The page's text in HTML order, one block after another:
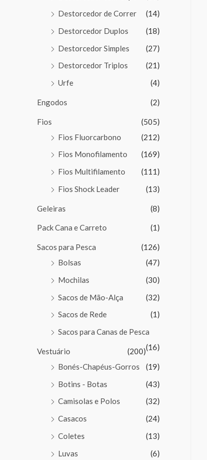
Destorcedor de Correr
(14)
Destorcedor Duplos
(18)
Destorcedor Simples
(27)
Destorcedor Triplos
(21)
Urfe
(4)
Engodos (2)
Fios
(505)
Fios Fluorcarbono
(212)
Fios Monofilamento
(169)
Fios Multifilamento
(111)
Fios Shock Leader
(13)
Geleiras (8)
Pack Cana e Carreto (1)
Sacos para Pesca
(126)
Bolsas
(47)
Mochilas
(30)
Sacos de Mão-Alça
(32)
Sacos de Rede
(1)
Sacos para Canas de Pesca
(16)
Vestuário
(200)
Bonés-Chapéus-Gorros
(19)
Botins - Botas
(43)
Camisolas e Polos
(32)
Casacos
(24)
Coletes
(13)
Luvas
(6)